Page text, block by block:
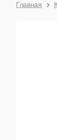
Главная